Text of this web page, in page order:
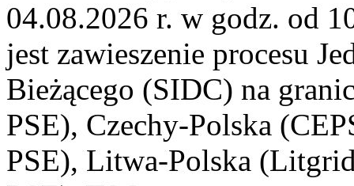
04.08.2026 r. w godz. od
jest zawieszenie procesu
Bieżącego (SIDC) na
PSE), Czechy-Polska
PSE), Litwa-Polska